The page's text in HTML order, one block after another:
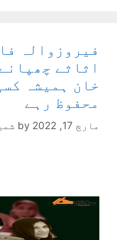
فیروزوالہ
اثاثے
خان ہمیشہ
محفوظ رہے
مارچ 17, 2022 by